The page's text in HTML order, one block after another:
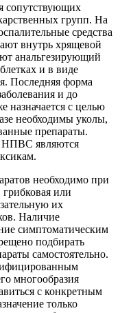
сопутствующих
групп. На
средства
внутрь хрящевой
анальгезирующий
и в виде
Последняя форма
и до
назначается с целью
необходимы уколы,
препараты.
НПВС являются
необходимо при
грибковая или
их
Наличие
симптоматическим
подбирать
самостоятельно.
многообразия
с конкретным
только